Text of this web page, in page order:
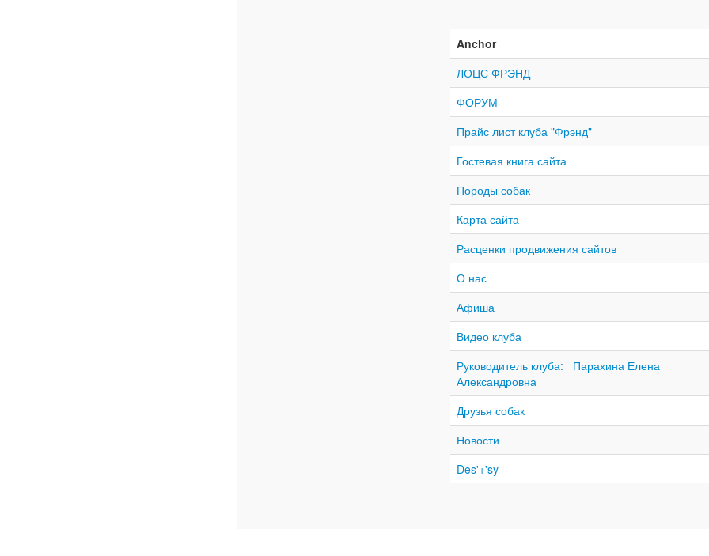
Anchor
ЛОЦС ФРЭНД
ФОРУМ
Прайс лист клуба "Фрэнд"
Гостевая книга сайта
Породы собак
Карта сайта
Расценки продвижения сайтов
О нас
Афиша
Видео клуба
Руководитель клуба: Парахина Елена
Александровна
Друзья собак
Новости
Des'+'sy